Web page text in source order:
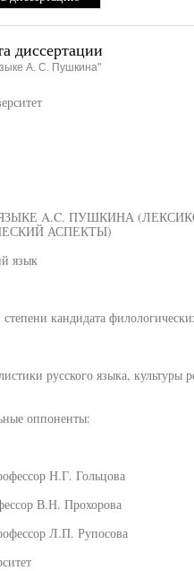
диссертации
А. С. Пушкина"
A.C. ПУШКИНА
АСПЕКТЫ)
язык
кандидата
русского языка, культуры
оппоненты:
Н.Г. Гольцова
В.Н. Прохорова
Л.П. Рупосова